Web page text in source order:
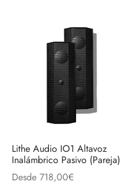
Lithe Audio IO1 Altavoz
Inalámbrico Pasivo (Pareja)
Desde 718,00€